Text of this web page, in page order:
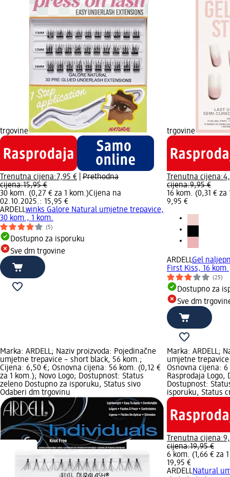
trgovine
Trenutna cijena:7,95 €
Prethodna
cijena:15,95 €
30 kom. (0,27 € za 1 kom.)Cijena na
02.10.2025.: 15,95 €
ARDELLwinks Galore Natural umjetne trepavice,
30 kom., 1 kom.
(5)
Dostupno za isporuku
Sve dm trgovine
trgovine
Trenutna cijena:
cijena:9,95 €
16 kom. (0,31 € za
9,95 €
ARDELLGel
First Kiss, 16 kom.
(25)
Dostupno za
Sve dm
Marka: ARDELL; Naziv proizvoda: Pojedinačne
umjetne trepavice – short black, 56 kom.;
Cijena: 6,50 €; Osnovna cijena: 56 kom. (0,12 €
za 1 kom.); Novo Logo; Dostupnost: Status
zeleno Dostupno za isporuku, Status sivo
Odaberi dm trgovinu
Marka: ARDELL;
umjetne
Osnovna cijena: 6
Rasprodaja Logo,
Dostupnost:
isporuku, Status
Trenutna cijena:
cijena:19,95 €
6 kom. (1,66 € za
19,95 €
ARDELLNatural